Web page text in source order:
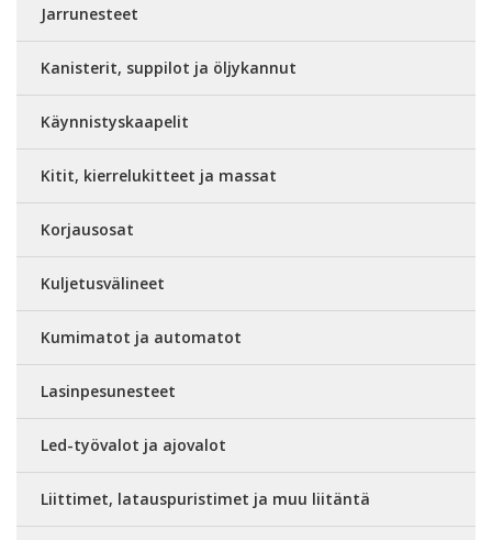
Jarrunesteet
Kanisterit, suppilot ja öljykannut
Käynnistyskaapelit
Kitit, kierrelukitteet ja massat
Korjausosat
Kuljetusvälineet
Kumimatot ja automatot
Lasinpesunesteet
Led-työvalot ja ajovalot
Liittimet, latauspuristimet ja muu liitäntä